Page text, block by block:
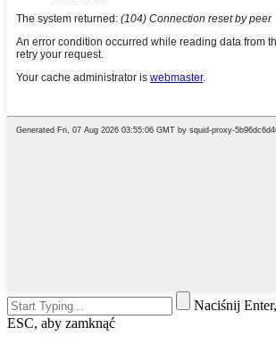
Naciśnij
ESC, aby zamknąć